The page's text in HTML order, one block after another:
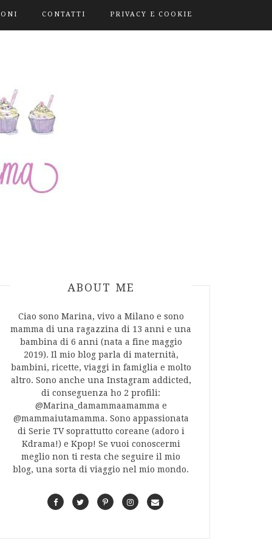
CONTATTI PRIVACY E COOKIE
ABOUT AUTHOR
ABOUT ME
Ciao sono Marina, vivo a Milano e sono
mamma di una ragazzina di 13 anni e una
bambina di 6 anni (nata a fine maggio
2019). Il mio blog parla di maternità,
bambini, ricette, viaggi in famiglia e molto
altro. Sono anche una Instagram addicted,
di conseguenza ho 2 profili:
@Marina_damammaamamma e
@mammaiutamamma. Sono appassionata
di Serie TV soprattutto coreane (adoro i
Kdrama!) e Kpop! Se vuoi conoscermi
meglio non ti resta che seguire il mio
blog, una sorta di viaggio nel mio mondo.
F
T
P
I
C